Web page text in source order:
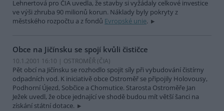
Lehnertová pro ČIA uvedla, že stavby si vyžádaly celkové investice
ve výši zhruba 90 milionů korun. Náklady byly pokryty z
městského rozpočtu a z fondů Evropské unie.
Obce na Jičínsku se spojí kvůli čističce
10.1.2001 16:10 | OSTROMĚŘ (ČIA)
Pět obcí na Jičínsku se rozhodlo spojit síly při vybudování čistírny
odpadních vod. K iniciativě obce Ostroměř se připojily Holovousy,
Podhorní Újezd, Sobčice a Chomutice. Starosta Ostroměře Jan
Ježek uvedl, že obce jednající ve shodě budou mít větší šanci na
získání státní dotace.